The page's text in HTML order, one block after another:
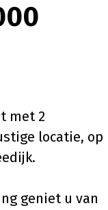
met 2
locatie, op
geniet u van